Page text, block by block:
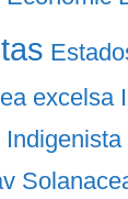
excelsa